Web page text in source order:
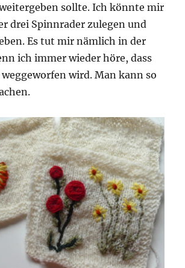
sollte. Ich könnte mir
drei Spinnrader zulegen und
Es tut mir nämlich in der
ich immer wieder höre, dass
wird. Man kann so